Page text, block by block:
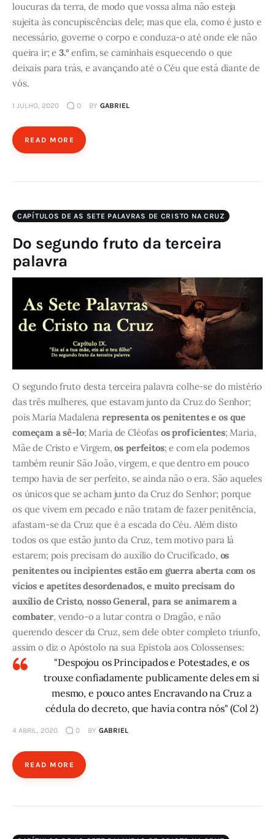
loucuras da terra, de modo que vossa alma não esteja
sujeita às concupiscências dele; mas que ela, como é justo e
necessário, governe o corpo e conduza-o até onde ele não
queira ir; e3.°enfim, se caminhais esquecendo o que
deixais para trás, e avançando até o Céu que está diante de
vós.
1 JULHO, 2020 0 BY GABRIEL
READ MORE
CAPÍTULOS DE AS SETE PALAVRAS DE CRISTO NA CRUZ
Do segundo fruto da terceira
palavra
O segundo fruto desta terceira palavra colhe-se do mistério
das três mulheres, que estavam junto da Cruz do Senhor;
pois Maria Madalena representa os penitentes e os que
começam a sê-lo; Maria de Cléofas os proficientes; Maria,
Mãe de Cristo e Virgem,os perfeitos; e com ela podemos
também reunir São João, virgem, e que dentro em pouco
tempo havia de ser perfeito, se ainda não o era. São aqueles
os únicos que se acham junto da Cruz do Senhor; porque
os que vivem em pecado e não tratam de fazer penitência,
afastam-se da Cruz que é a escada do Céu. Além disto
todos os que estão junto da Cruz, tem motivo para lá
estarem; pois precisam do auxílio do Crucificado, os
penitentes ou incipientes estão em guerra aberta com os
vícios e apetites desordenados, e muito precisam do
auxílio de Cristo, nosso General, para se animarem a
combater, vendo-o a lutar contra o Dragão, e não
querendo descer da Cruz, sem dele obter completo triunfo,
assim o diz o Apóstolo na sua Epístola aos Colossenses:
"Despojou os Principados e Potestades, e os
trouxe confiadamente publicamente deles em si
mesmo, e pouco antes Encravando na Cruz a
cédula do decreto, que havia contra nós" (Col 2)
4 ABRIL, 2020 0 BY GABRIEL
READ MORE